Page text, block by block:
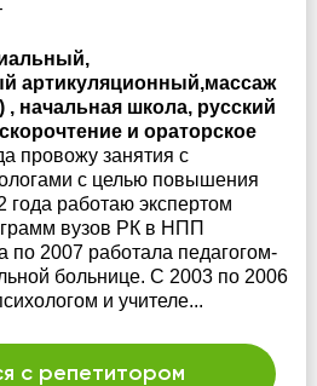
артикуляционный,массаж
, начальная школа, русский
и ораторское
провожу занятия с
с целью повышения
работаю экспертом
вузов РК в НПП
по 2007 работала педагогом-
больнице. С 2003 по 2006
и учителе...
с репетитором